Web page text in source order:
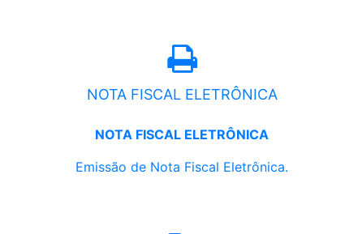
NOTA FISCAL ELETRÔNICA
NOTA FISCAL ELETRÔNICA
Emissão de Nota Fiscal Eletrônica.